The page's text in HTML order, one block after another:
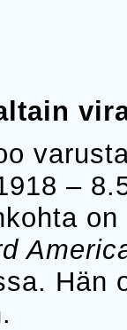
–
Hän